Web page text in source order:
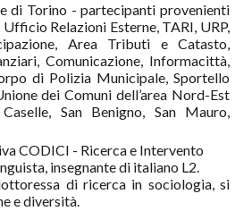
di Torino - partecipanti provenienti
Relazioni Esterne, TARI, URP,
Area Tributi e Catasto,
Comunicazione, Informacittà,
di Polizia Municipale, Sportello
dei Comuni dell’area Nord-Est
San Benigno, San Mauro,
CODICI - Ricerca e Intervento
insegnante di italiano L2.
di ricerca in sociologia, si
e diversità.